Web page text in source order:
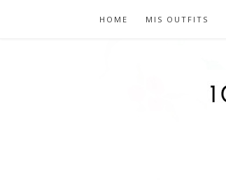
HOME MIS OUTFITS